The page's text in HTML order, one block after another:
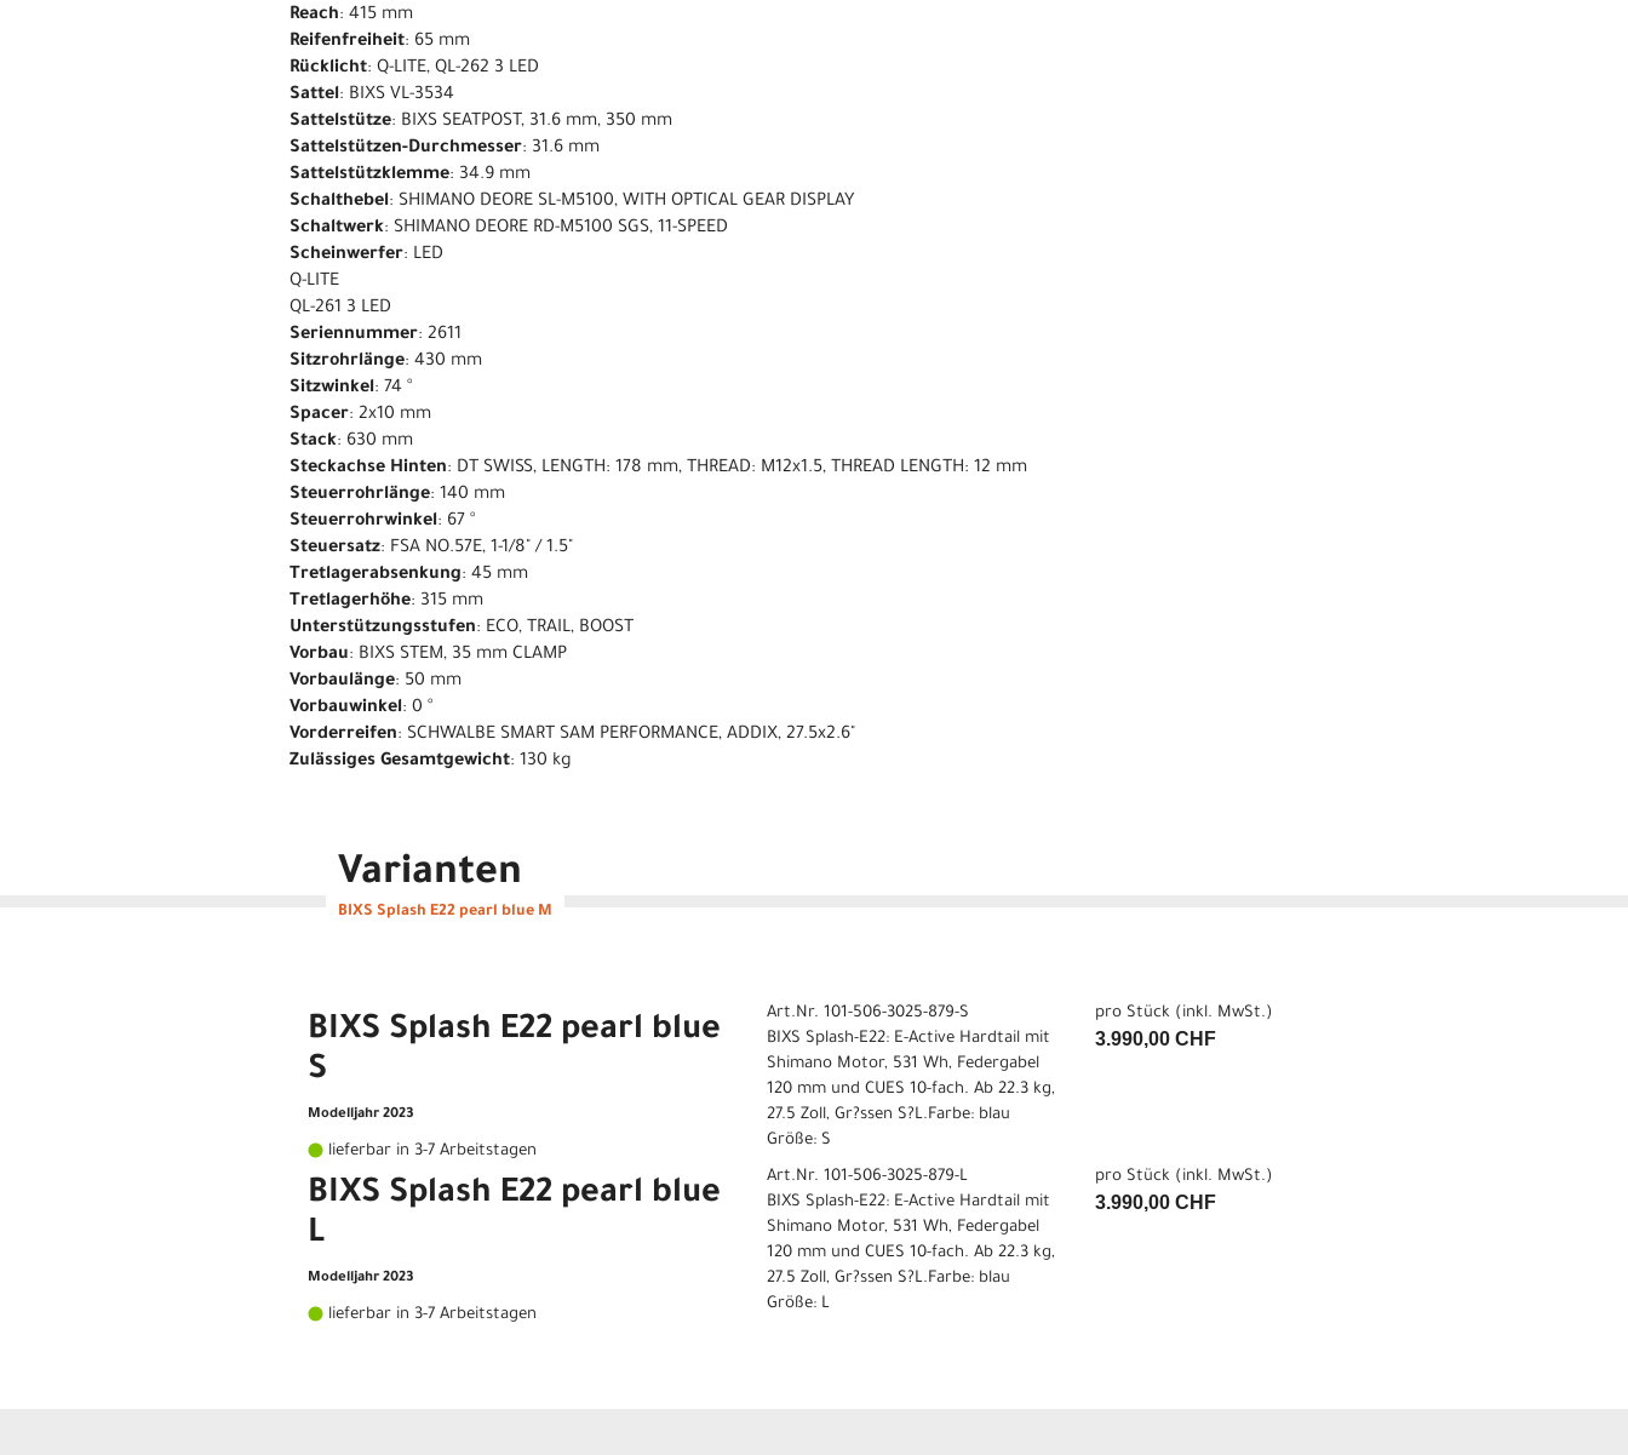
Reach: 415 mm
Reifenfreiheit: 65 mm
Rücklicht: Q-LITE, QL-262 3 LED
Sattel: BIXS VL-3534
Sattelstütze: BIXS SEATPOST, 31.6 mm, 350 mm
Sattelstützen-Durchmesser: 31.6 mm
Sattelstützklemme: 34.9 mm
Schalthebel: SHIMANO DEORE SL-M5100, WITH OPTICAL GEAR DISPLAY
Schaltwerk: SHIMANO DEORE RD-M5100 SGS, 11-SPEED
Scheinwerfer: LED
Q-LITE
QL-261 3 LED
Seriennummer: 2611
Sitzrohrlänge: 430 mm
Sitzwinkel: 74 °
Spacer: 2x10 mm
Stack: 630 mm
Steckachse Hinten: DT SWISS, LENGTH: 178 mm, THREAD: M12x1.5, THREAD LENGTH: 12 mm
Steuerrohrlänge: 140 mm
Steuerrohrwinkel: 67 °
Steuersatz: FSA NO.57E, 1-1/8" / 1.5"
Tretlagerabsenkung: 45 mm
Tretlagerhöhe: 315 mm
Unterstützungsstufen: ECO, TRAIL, BOOST
Vorbau: BIXS STEM, 35 mm CLAMP
Vorbaulänge: 50 mm
Vorbauwinkel: 0 °
Vorderreifen: SCHWALBE SMART SAM PERFORMANCE, ADDIX, 27.5x2.6"
Zulässiges Gesamtgewicht: 130 kg
Varianten
BIXS Splash E22 pearl blue M
BIXS Splash E22 pearl blue
S
Modelljahr 2023
lieferbar in 3-7 Arbeitstagen
Art.Nr. 101-506-3025-879-S
BIXS Splash-E22: E-Active Hardtail mit
Shimano Motor, 531 Wh, Federgabel
120 mm und CUES 10-fach. Ab 22.3 kg,
27.5 Zoll, Gr?ssen S?L.Farbe: blau
Größe: S
pro Stück (inkl. MwSt.)
3.990,00 CHF
BIXS Splash E22 pearl blue
L
Modelljahr 2023
lieferbar in 3-7 Arbeitstagen
Art.Nr. 101-506-3025-879-L
BIXS Splash-E22: E-Active Hardtail mit
Shimano Motor, 531 Wh, Federgabel
120 mm und CUES 10-fach. Ab 22.3 kg,
27.5 Zoll, Gr?ssen S?L.Farbe: blau
Größe: L
pro Stück (inkl. MwSt.)
3.990,00 CHF